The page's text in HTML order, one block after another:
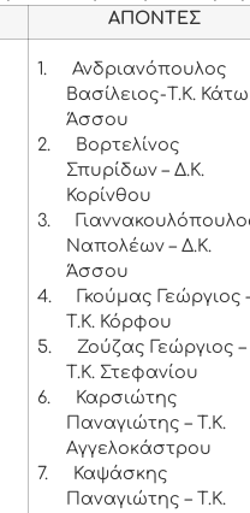
ΑΠΟΝΤΕΣ
1.
Ανδριανόπουλος
Βασίλειος-Τ.Κ. Κάτω
Άσσου
2.
Βορτελίνος
Σπυρίδων – Δ.Κ.
Κορίνθου
3.
Ναπολέων – Δ.Κ.
Άσσου
4.
Γκούμας Γεώργιος
Τ.Κ. Κόρφου
5.
Ζούζας Γεώργιος –
Τ.Κ. Στεφανίου
6.
Καρσιώτης
Παναγιώτης – Τ.Κ.
Αγγελοκάστρου
7.
Καψάσκης
Παναγιώτης – Τ.Κ.